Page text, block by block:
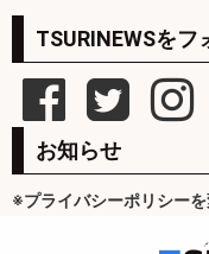
TSURINEWSをフ
お知らせ
※プライバシーポリシー